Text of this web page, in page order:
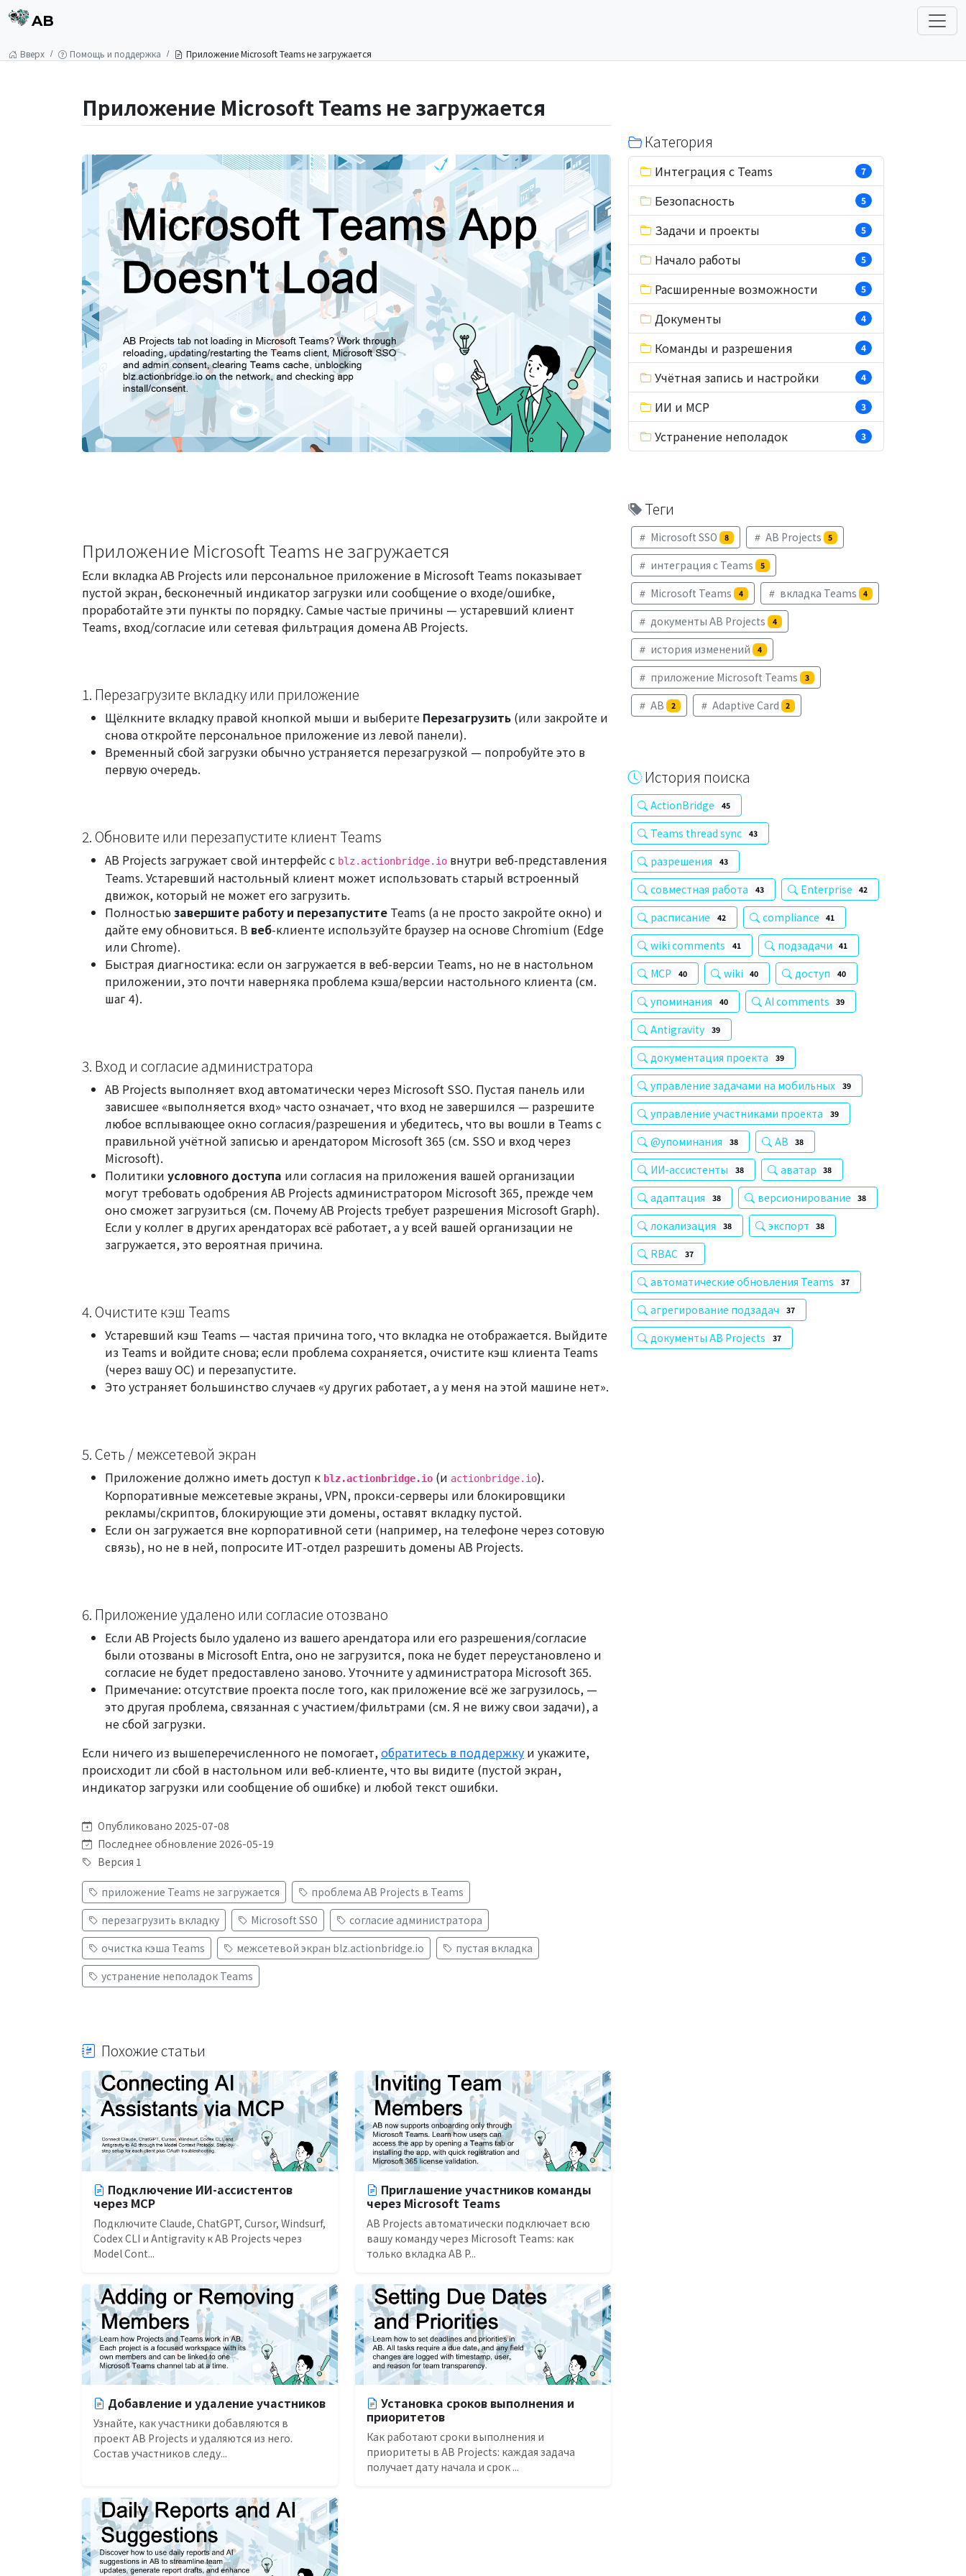
AB
Вверх Помощь и поддержка Приложение Microsoft Teams не загружается
Приложение Microsoft Teams не загружается
Приложение Microsoft Teams не загружается
Если вкладка AB Projects или персональное приложение в Microsoft Teams показывает
пустой экран, бесконечный индикатор загрузки или сообщение о входе/ошибке,
проработайте эти пункты по порядку. Самые частые причины — устаревший клиент
Teams, вход/согласие или сетевая фильтрация домена AB Projects.
1. Перезагрузите вкладку или приложение
Щёлкните вкладку правой кнопкой мыши и выберите Перезагрузить (или закройте и
снова откройте персональное приложение из левой панели).
Временный сбой загрузки обычно устраняется перезагрузкой — попробуйте это в
первую очередь.
2. Обновите или перезапустите клиент Teams
AB Projects загружает свой интерфейс с blz.actionbridge.io внутри веб-представления
Teams. Устаревший настольный клиент может использовать старый встроенный
движок, который не может его загрузить.
Полностьюзавершите работу и перезапустите Teams (а не просто закройте окно) и
дайте ему обновиться. В веб-клиенте используйте браузер на основе Chromium (Edge
или Chrome).
Быстрая диагностика: если он загружается в веб-версии Teams, но не в настольном
приложении, это почти наверняка проблема кэша/версии настольного клиента (см.
шаг 4).
3. Вход и согласие администратора
AB Projects выполняет вход автоматически через Microsoft SSO. Пустая панель или
зависшее «выполняется вход» часто означает, что вход не завершился — разрешите
любое всплывающее окно согласия/разрешения и убедитесь, что вы вошли в Teams с
правильной учётной записью и арендатором Microsoft 365 (см. SSO и вход через
Microsoft).
Политики условного доступа или согласия на приложения вашей организации
могут требовать одобрения AB Projects администратором Microsoft 365, прежде чем
оно сможет загрузиться (см. Почему AB Projects требует разрешения Microsoft Graph).
Если у коллег в других арендаторах всё работает, а у всей вашей организации не
загружается, это вероятная причина.
4. Очистите кэш Teams
Устаревший кэш Teams — частая причина того, что вкладка не отображается. Выйдите
из Teams и войдите снова; если проблема сохраняется, очистите кэш клиента Teams
(через вашу ОС) и перезапустите.
Это устраняет большинство случаев «у других работает, а у меня на этой машине нет».
5. Сеть / межсетевой экран
Приложение должно иметь доступ к blz.actionbridge.io (и actionbridge.io).
Корпоративные межсетевые экраны, VPN, прокси-серверы или блокировщики
рекламы/скриптов, блокирующие эти домены, оставят вкладку пустой.
Если он загружается вне корпоративной сети (например, на телефоне через сотовую
связь), но не в ней, попросите ИТ-отдел разрешить домены AB Projects.
6. Приложение удалено или согласие отозвано
Если AB Projects было удалено из вашего арендатора или его разрешения/согласие
были отозваны в Microsoft Entra, оно не загрузится, пока не будет переустановлено и
согласие не будет предоставлено заново. Уточните у администратора Microsoft 365.
Примечание: отсутствие проекта после того, как приложение всё же загрузилось, —
это другая проблема, связанная с участием/фильтрами (см. Я не вижу свои задачи), а
не сбой загрузки.
Если ничего из вышеперечисленного не помогает,обратитесь в поддержку и укажите,
происходит ли сбой в настольном или веб-клиенте, что вы видите (пустой экран,
индикатор загрузки или сообщение об ошибке) и любой текст ошибки.
Опубликовано 2025-07-08
Последнее обновление 2026-05-19
Версия 1
приложение Teams не загружается
проблема AB Projects в Teams
перезагрузить вкладку
Microsoft SSO
согласие администратора
очистка кэша Teams
межсетевой экран blz.actionbridge.io
пустая вкладка
устранение неполадок Teams
Похожие статьи
Подключение ИИ-ассистентов
через MCP
Подключите Claude, ChatGPT, Cursor, Windsurf,
Codex CLI и Antigravity к AB Projects через
Model Cont...
Приглашение участников команды
через Microsoft Teams
AB Projects автоматически подключает всю
вашу команду через Microsoft Teams: как
только вкладка AB P...
Добавление и удаление участников
Узнайте, как участники добавляются в
проект AB Projects и удаляются из него.
Состав участников следу...
Установка сроков выполнения и
приоритетов
Как работают сроки выполнения и
приоритеты в AB Projects: каждая задача
получает дату начала и срок ...
Категория
Интеграция с Teams 7
Безопасность 5
Задачи и проекты 5
Начало работы 5
Расширенные возможности 5
Документы 4
Команды и разрешения 4
Учётная запись и настройки 4
ИИ и MCP 3
Устранение неполадок 3
Теги
Microsoft SSO 8 AB Projects 5
интеграция с Teams 5
Microsoft Teams 4 вкладка Teams 4
документы AB Projects 4
история изменений 4
приложение Microsoft Teams 3
AB 2 Adaptive Card 2
История поиска
ActionBridge 45
Teams thread sync 43
разрешения 43
совместная работа 43 Enterprise 42
расписание 42 compliance 41
wiki comments 41 подзадачи 41
MCP 40 wiki 40 доступ 40
упоминания 40 AI comments 39
Antigravity 39
документация проекта 39
управление задачами на мобильных 39
управление участниками проекта 39
@упоминания 38 AB 38
ИИ-ассистенты 38 аватар 38
адаптация 38 версионирование 38
локализация 38 экспорт 38
RBAC 37
автоматические обновления Teams 37
агрегирование подзадач 37
документы AB Projects 37